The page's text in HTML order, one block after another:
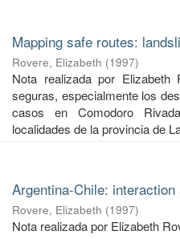
Mapping safe routes:
Rovere, Elizabeth (1997)
Nota realizada por
seguras, especialmente los
casos en Comodoro
localidades de la provincia de
Argentina-Chile:
Rovere, Elizabeth (1997)
Nota realizada por Elizabeth